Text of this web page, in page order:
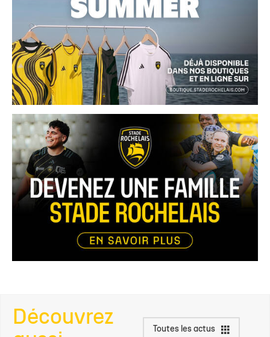
Découvrez
Toutes les actus